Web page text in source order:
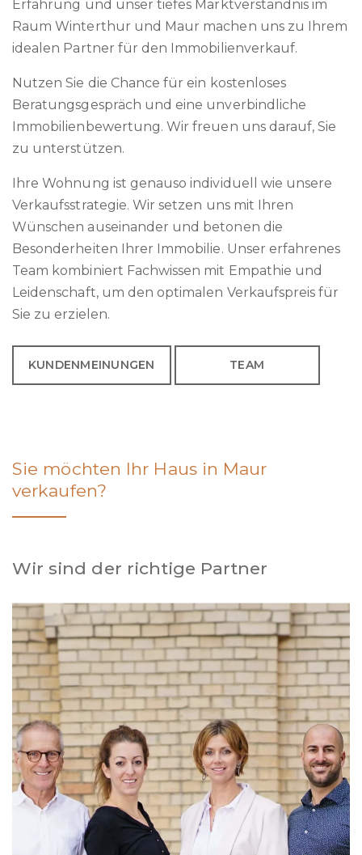
Erfahrung und unser tiefes Marktverständnis im
Raum Winterthur und Maur machen uns zu Ihrem
idealen Partner für den Immobilienverkauf.
Nutzen Sie die Chance für ein kostenloses
Beratungsgespräch und eine unverbindliche
Immobilienbewertung. Wir freuen uns darauf, Sie
zu unterstützen.
Ihre Wohnung ist genauso individuell wie unsere
Verkaufsstrategie. Wir setzen uns mit Ihren
Wünschen auseinander und betonen die
Besonderheiten Ihrer Immobilie. Unser erfahrenes
Team kombiniert Fachwissen mit Empathie und
Leidenschaft, um den optimalen Verkaufspreis für
Sie zu erzielen.
KUNDENMEINUNGEN TEAM
Sie möchten Ihr Haus in Maur
verkaufen?
Wir sind der richtige Partner